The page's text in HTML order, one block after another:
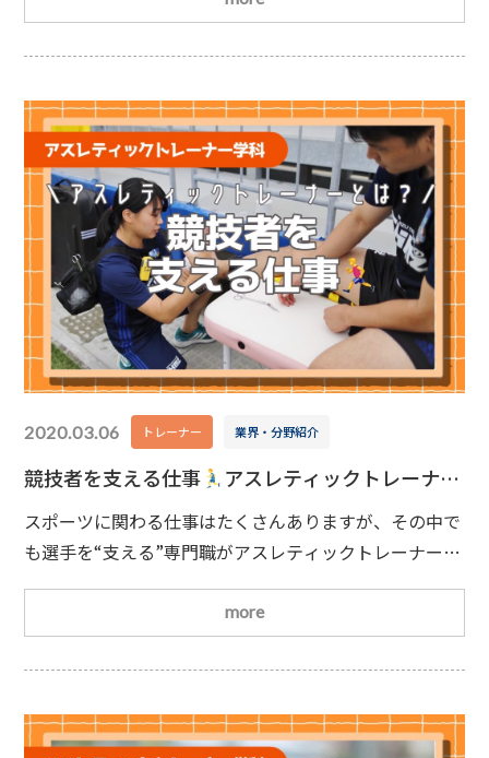
いサポートができるのは、専門的な知識と技術を身につ
けているからこそなのです
パフォーマンスを引
欠かせないのが、トレーニングに関する知識と指導
力。・
2020.03.06 トレーナー 業界・分野紹介
競技者を支える仕事
アスレティックトレーナー
とは？
スポーツに関わる仕事はたくさんありますが、その中で
も選手を“支える”専門職がアスレティックトレーナーで
す。プロ・アマチュアを問わず、競技者をさまざまな形
でサポートします。今回は、アスレティックトレーナー
の仕事内容や魅力についてご紹介します
主な仕事
内容健康管理・トレーニング指導
競技者の体調を管理
グを指導します。ケガの応急処置・リハビリサポート
more